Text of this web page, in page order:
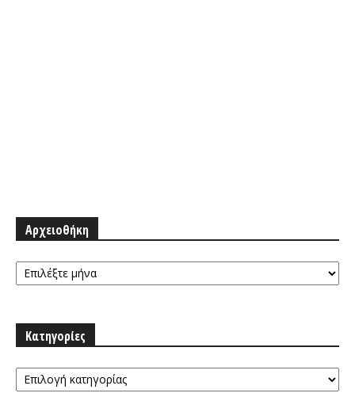
Αρχειοθήκη
Αρχειοθήκη
Κατηγορίες
Κατηγορίες